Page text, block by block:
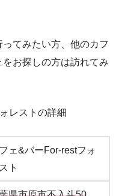
てみたい方、他のカフ
お探しの方は訪れてみ
レストの詳細
ェ&バーFor-restフォ
ト